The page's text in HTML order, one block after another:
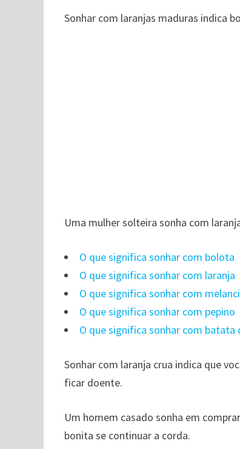
Sonhar com laranjas maduras indica
Uma mulher solteira sonha com
O que significa sonhar com bolota
O que significa sonhar com laranja
O que significa sonhar com
O que significa sonhar com pepino
O que significa sonhar com batata
Sonhar com laranja crua indica que
ficar doente.
Um homem casado sonha em
bonita se continuar a corda.